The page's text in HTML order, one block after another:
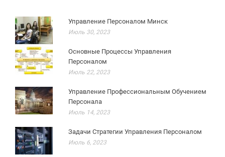
Управление Персоналом Минск
Июль 30, 2023
Основные Процессы Управления
Персоналом
Июль 22, 2023
Управление Профессиональным Обучением
Персонала
Июль 14, 2023
Задачи Стратегии Управления Персоналом
Июль 6, 2023